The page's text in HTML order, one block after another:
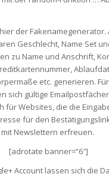
der Fakenamegenerator.
Geschlecht, Name Set
zu Name und Anschrift,
etc. generieren.
sich gültige
für Websites, die die
für den
Newslettern erfreuen.
[adrotate banner=“6″]
Account lassen sich die